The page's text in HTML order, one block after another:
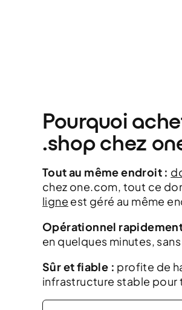
Pourquoi
.shop chez
Tout au même endroit :
chez one.com, tout ce
ligne est géré au même
Opérationnel
en quelques minutes,
Sûr et fiable : profite de
infrastructure stable pour